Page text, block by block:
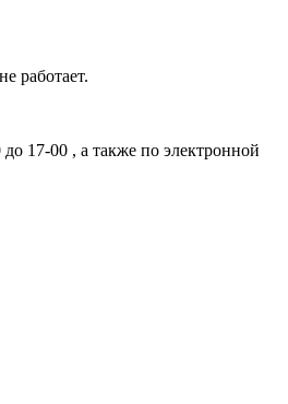
работает.
17-00 , а также по электронной